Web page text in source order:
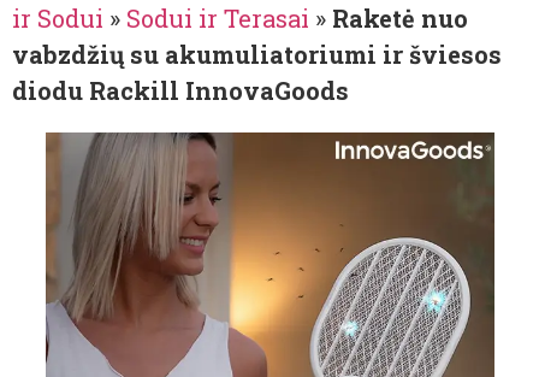
ir Sodui » Sodui ir Terasai » Raketė nuo
vabzdžių su akumuliatoriumi ir šviesos
diodu Rackill InnovaGoods